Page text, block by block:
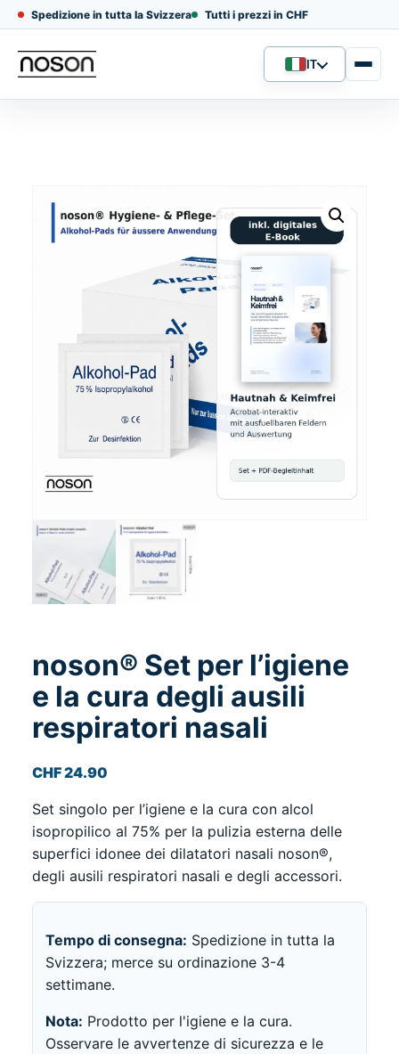
Spedizione in tutta la Svizzera Tutti i prezzi in CHF
Lingua
IT
noson® Set per l’igiene
e la cura degli ausili
respiratori nasali
CHF24.90
Set singolo per l’igiene e la cura con alcol
isopropilico al 75% per la pulizia esterna delle
superfici idonee dei dilatatori nasali noson®,
degli ausili respiratori nasali e degli accessori.
Tempo di consegna: Spedizione in tutta la
Svizzera; merce su ordinazione 3-4
settimane.
Nota: Prodotto per l'igiene e la cura.
Osservare le avvertenze di sicurezza e le